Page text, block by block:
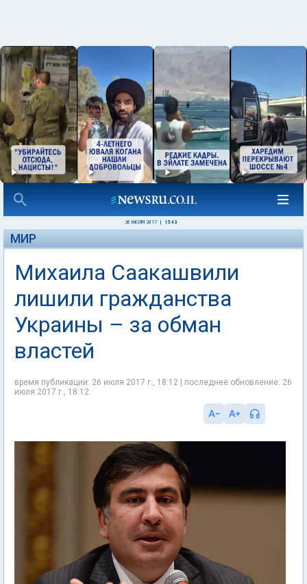
26 ИЮЛЯ 2017 15:43
МИР
Михаила Саакашвили
лишили гражданства
Украины – за обман
властей
время публикации: 26 июля 2017 г., 18:12 | последнее обновление: 26
июля 2017 г., 18:12